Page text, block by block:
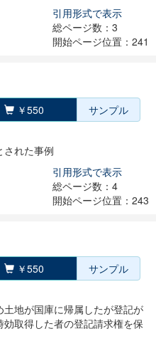
引用形式で表示
総ページ数：3
開始ページ位置：241
￥550 サンプル
された事例
引用形式で表示
総ページ数：4
開始ページ位置：243
￥550 サンプル
地が国庫に帰属したが登記が
取得した者の登記請求権を保